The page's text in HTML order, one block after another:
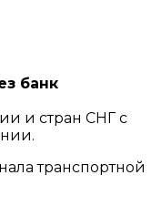
банк
и стран СНГ с
транспортной